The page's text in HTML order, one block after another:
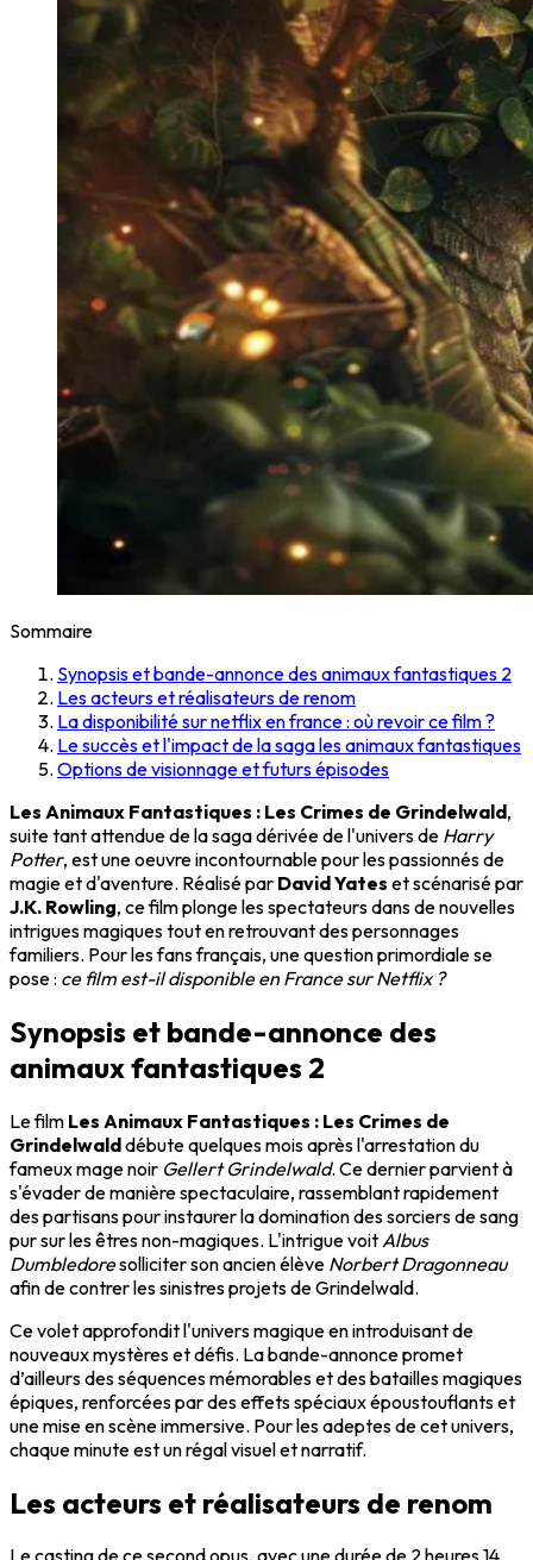
Sommaire
Synopsis et bande-annonce des animaux fantastiques 2
Les acteurs et réalisateurs de renom
La disponibilité sur netflix en france : où revoir ce film ?
Le succès et l'impact de la saga les animaux fantastiques
Options de visionnage et futurs épisodes
Les Animaux Fantastiques : Les Crimes de Grindelwald,
suite tant attendue de la saga dérivée de l'univers de Harry
Potter, est une oeuvre incontournable pour les passionnés de
magie et d'aventure. Réalisé par David Yates et scénarisé par
J.K. Rowling, ce film plonge les spectateurs dans de nouvelles
intrigues magiques tout en retrouvant des personnages
familiers. Pour les fans français, une question primordiale se
pose : ce film est-il disponible en France sur Netflix ?
Synopsis et bande-annonce des
animaux fantastiques 2
Le film Les Animaux Fantastiques : Les Crimes de
Grindelwalddébute quelques mois après l'arrestation du
fameux mage noir Gellert Grindelwald. Ce dernier parvient à
s'évader de manière spectaculaire, rassemblant rapidement
des partisans pour instaurer la domination des sorciers de sang
pur sur les êtres non-magiques. L'intrigue voit Albus
Dumbledoresolliciter son ancien élève Norbert Dragonneau
afin de contrer les sinistres projets de Grindelwald.
Ce volet approfondit l'univers magique en introduisant de
nouveaux mystères et défis. La bande-annonce promet
d’ailleurs des séquences mémorables et des batailles magiques
épiques, renforcées par des effets spéciaux époustouflants et
une mise en scène immersive. Pour les adeptes de cet univers,
chaque minute est un régal visuel et narratif.
Les acteurs et réalisateurs de renom